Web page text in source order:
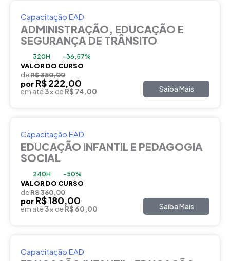
Capacitação EAD
ADMINISTRAÇÃO, EDUCAÇÃO E
SEGURANÇA DE TRÂNSITO
320H -36,57%
VALOR DO CURSO
deR$ 350,00
por R$ 222,00
em até3x de R$ 74,00 Saiba Mais
Capacitação EAD
EDUCAÇÃO INFANTIL E PEDAGOGIA
SOCIAL
240H -50%
VALOR DO CURSO
deR$ 360,00
por R$ 180,00
em até3x de R$ 60,00 Saiba Mais
Capacitação EAD